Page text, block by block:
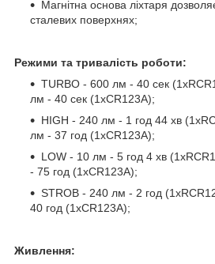
Магнітна основа ліхтаря
сталевих поверхнях;
Режими та тривалість роботи:
TURBO - 600 лм - 40 сек
лм - 40 сек (1xCR123A);
HIGH - 240 лм - 1 год 44 хв
лм - 37 год (1xCR123A);
LOW - 10 лм - 5 год 4 хв
- 75 год (1xCR123A);
STROB - 240 лм - 2 год
40 год (1xCR123A);
Живлення: